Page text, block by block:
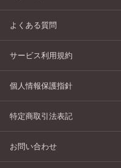
よくある質問
サービス利用規約
個人情報保護指針
特定商取引法表記
お問い合わせ